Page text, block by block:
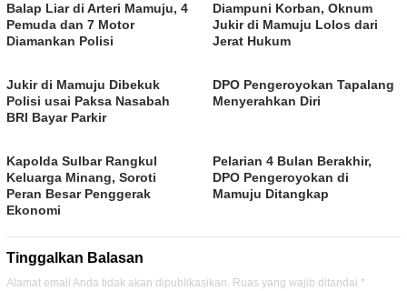
Balap Liar di Arteri Mamuju, 4
Pemuda dan 7 Motor
Diamankan Polisi
Diampuni Korban, Oknum
Jukir di Mamuju Lolos dari
Jerat Hukum
Jukir di Mamuju Dibekuk
Polisi usai Paksa Nasabah
BRI Bayar Parkir
DPO Pengeroyokan Tapalang
Menyerahkan Diri
Kapolda Sulbar Rangkul
Keluarga Minang, Soroti
Peran Besar Penggerak
Ekonomi
Pelarian 4 Bulan Berakhir,
DPO Pengeroyokan di
Mamuju Ditangkap
Tinggalkan Balasan
Alamat email Anda tidak akan dipublikasikan. Ruas yang wajib ditandai *